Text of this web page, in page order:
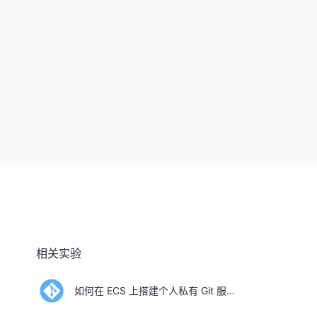
相关实验
如何在 ECS 上搭建个人私有 Git 服务器